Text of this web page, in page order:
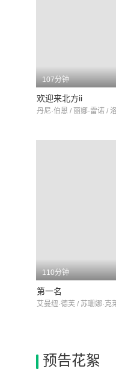
107分钟
欢迎来北方ii
110分钟
第一名
预告花絮